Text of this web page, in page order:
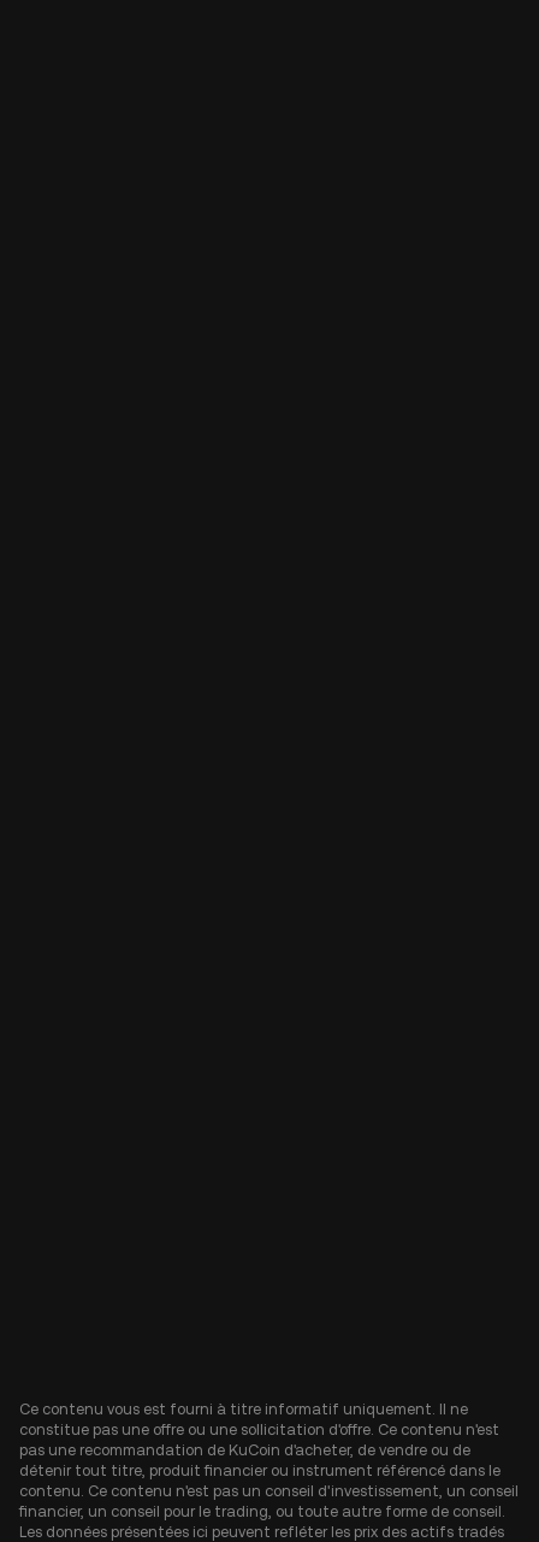
Ce contenu vous est fourni à titre informatif uniquement. Il ne
constitue pas une offre ou une sollicitation d'offre. Ce contenu n'est
pas une recommandation de KuCoin d'acheter, de vendre ou de
détenir tout titre, produit financier ou instrument référencé dans le
contenu. Ce contenu n'est pas un conseil d'investissement, un conseil
financier, un conseil pour le trading, ou toute autre forme de conseil.
Les données présentées ici peuvent refléter les prix des actifs tradés